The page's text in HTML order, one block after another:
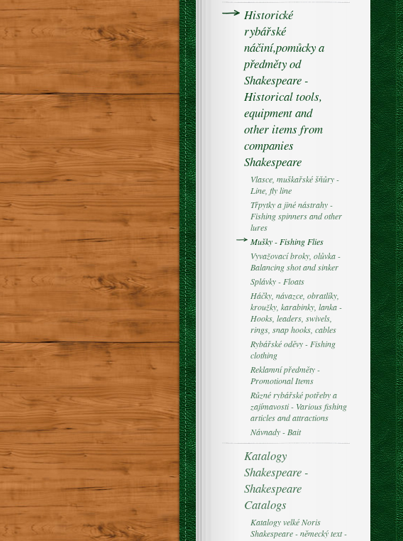
Historické
rybářské
náčiní,pomůcky a
předměty od
Shakespeare -
Historical tools,
equipment and
other items from
companies
Shakespeare
Vlasce, muškařské šňůry -
Line, fly line
Třpytky a jiné nástrahy -
Fishing spinners and other
lures
Mušky - Fishing Flies
Vyvažovací broky, olůvka -
Balancing shot and sinker
Splávky - Floats
Háčky, návazce, obratlíky,
kroužky, karabinky, lanka -
Hooks, leaders, swivels,
rings, snap hooks, cables
Rybářské oděvy - Fishing
clothing
Reklamní předměty -
Promotional Items
Různé rybářské potřeby a
zajímavosti - Various fishing
articles and attractions
Návnady - Bait
Katalogy
Shakespeare -
Shakespeare
Catalogs
Katalogy velké Noris
Shakespeare - německý text -